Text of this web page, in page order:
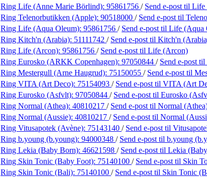
Ring Life (Anne Marie Börlind): 95861756 / Send e-post til Life
Ring Telenorbutikken (Apple): 90518000 / Send e-post til
Ring Life (Aqua Oleum): 95861756 / Send e-post til Life (Aqua
Ring Kitch'n (Arabia): 51111742 / Send e-post til Kitch'n
Ring Life (Arcon): 95861756 / Send e-post til Life (Arcon)
Ring Eurosko (ARKK Copenhagen): 97050844 / Send e-post til
Ring Mestergull (Arne Haugrud): 75150055 / Send e-post til
Ring VITA (Art Deco): 75154093 / Send e-post til VITA (Art
Ring Eurosko (Asfvlt): 97050844 / Send e-post til Eurosko
Ring Normal (Athea): 40810217 / Send e-post til Normal
Ring Normal (Aussie): 40810217 / Send e-post til Normal
Ring Vitusapotek (Avène): 75143140 / Send e-post til
Ring b.young (b.young): 94000348 / Send e-post til b.young
Ring Lekia (Baby Born): 46621598 / Send e-post til Lekia
Ring Skin Tonic (Baby Foot): 75140100 / Send e-post til Skin
Ring Skin Tonic (Bali): 75140100 / Send e-post til Skin Tonic